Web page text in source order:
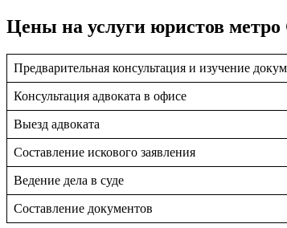
Цены на услуги юристов метро
Предварительная консультация и изучение
Консультация адвоката в офисе
Выезд адвоката
Составление искового заявления
Ведение дела в суде
Составление документов